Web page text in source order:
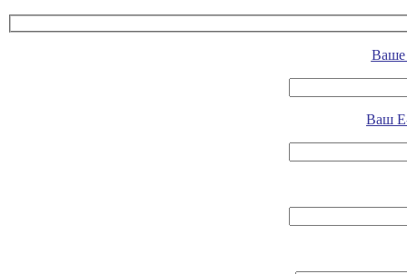
Ваше
Ваш